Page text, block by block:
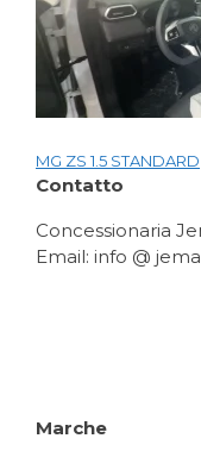
articoli
MG ZS 1.5 STANDARD
Contatto
Concessionaria
Email: info @
Marche